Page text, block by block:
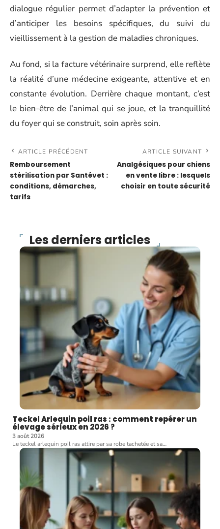
dialogue régulier permet d’adapter la prévention et
d’anticiper les besoins spécifiques, du suivi du
vieillissement à la gestion de maladies chroniques.
Au fond, si la facture vétérinaire surprend, elle reflète
la réalité d’une médecine exigeante, attentive et en
constante évolution. Derrière chaque montant, c’est
le bien-être de l’animal qui se joue, et la tranquillité
du foyer qui se construit, soin après soin.
ARTICLE PRÉCÉDENT
Remboursement
stérilisation par Santévet :
conditions, démarches,
tarifs
ARTICLE SUIVANT
Analgésiques pour chiens
en vente libre : lesquels
choisir en toute sécurité
Les derniers articles
Teckel Arlequin poil ras : comment repérer un
élevage sérieux en 2026 ?
3 août 2026
Le teckel arlequin poil ras attire par sa robe tachetée et sa…